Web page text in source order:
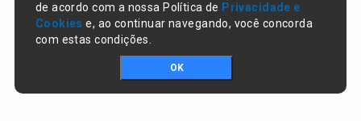
de acordo com a nossa Política de Privacidade e
Cookies e, ao continuar navegando, você concorda
com estas condições.
OK